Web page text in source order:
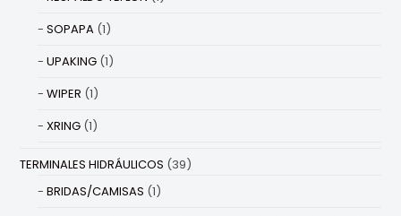
SOPAPA (1)
UPAKING (1)
WIPER (1)
XRING (1)
TERMINALES HIDRÁULICOS (39)
BRIDAS/CAMISAS (1)